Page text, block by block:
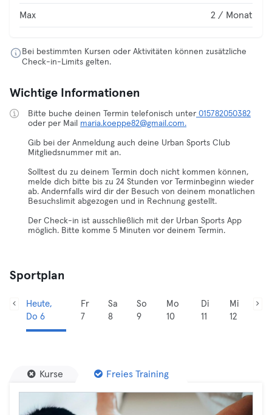
Max 2 / Monat
Bei bestimmten Kursen oder Aktivitäten können zusätzliche
Check-in-Limits gelten.
Wichtige Informationen
Bitte buche deinen Termin telefonisch unter015782050382
oder per Mail maria.koeppe82@gmail.com.
Gib bei der Anmeldung auch deine Urban Sports Club
Mitgliedsnummer mit an.
Solltest du zu deinem Termin doch nicht kommen können,
melde dich bitte bis zu 24 Stunden vor Terminbeginn wieder
ab. Andernfalls wird dir der Besuch von deinem monatlichen
Besuchslimit abgezogen und in Rechnung gestellt.
Der Check-in ist ausschließlich mit der Urban Sports App
möglich. Bitte komme 5 Minuten vor deinem Termin.
Sportplan
Heute,
Do 6
Fr
7
Sa
8
So
9
Mo
10
Di
11
Mi
12
Kurse Freies Training